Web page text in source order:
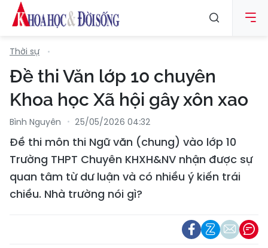
Thời sự
Đề thi Văn lớp 10 chuyên
Khoa học Xã hội gây xôn xao
Bình Nguyên 25/05/2026 04:32
Đề thi môn thi Ngữ văn (chung) vào lớp 10
Trường THPT Chuyên KHXH&NV nhận được sự
quan tâm từ dư luận và có nhiều ý kiến trái
chiều. Nhà trường nói gì?